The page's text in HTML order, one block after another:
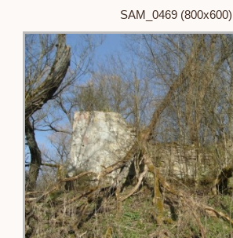
SAM_0469 (800x600)